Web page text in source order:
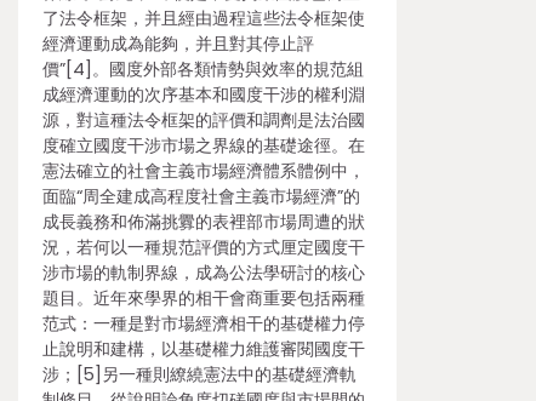
了法令框架，并且經由過程這些法令框架使
經濟運動成為能夠，并且對其停止評
價”[4]。國度外部各類情勢與效率的規范組
成經濟運動的次序基本和國度干涉的權利淵
源，對這種法令框架的評價和調劑是法治國
度確立國度干涉市場之界線的基礎途徑。在
憲法確立的社會主義市場經濟體系體例中，
面臨“周全建成高程度社會主義市場經濟”的
成長義務和佈滿挑釁的表裡部市場周遭的狀
況，若何以一種規范評價的方式厘定國度干
涉市場的軌制界線，成為公法學研討的核心
題目。近年來學界的相干會商重要包括兩種
范式：一種是對市場經濟相干的基礎權力停
止說明和建構，以基礎權力維護審閱國度干
涉；[5]另一種則繚繞憲法中的基礎經濟軌